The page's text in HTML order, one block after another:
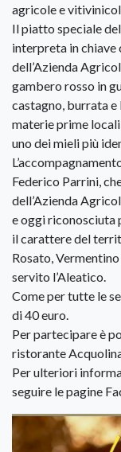
agricole e
Il piatto speciale
interpreta in chiave
dell’Azienda
gambero rosso in
castagno, burrata e
materie prime
uno dei mieli più
Federico Parrini,
dell’Azienda
e oggi riconosciuta
il carattere del
Rosato,
servito l’Aleatico.
Come per tutte le
di 40 euro.
Per partecipare è
ristorante
Per ulteriori
seguire le pagine